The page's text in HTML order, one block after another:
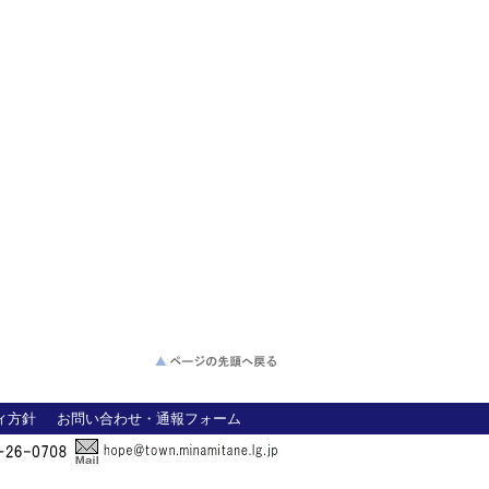
方針 お問い合わせ・通報フォーム